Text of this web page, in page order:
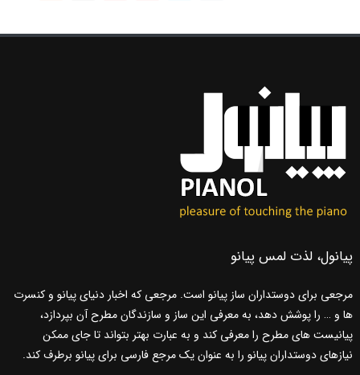
پیانول، لذت لمس پیانو
مرجعی برای دوستداران ساز پیانو است. مرجعی که اخبار دنیای پیانو و کنسرت
ها و … را پوشش دهد، به معرفی این ساز و سازندگان مطرح آن بپردازد،
پیانیست های مطرح را معرفی کند و به عبارت بهتر بتواند تا جای ممکن
نیازهای دوستداران پیانو را به عنوان یک مرجع فارسی برای پیانو برطرف کند.